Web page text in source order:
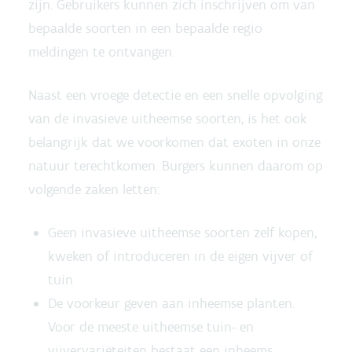
zijn. Gebruikers kunnen zich inschrijven om van
bepaalde soorten in een bepaalde regio
meldingen te ontvangen.
Naast een vroege detectie en een snelle opvolging
van de invasieve uitheemse soorten, is het ook
belangrijk dat we voorkomen dat exoten in onze
natuur terechtkomen. Burgers kunnen daarom op
volgende zaken letten:
Geen invasieve uitheemse soorten zelf kopen,
kweken of introduceren in de eigen vijver of
tuin
De voorkeur geven aan inheemse planten.
Voor de meeste uitheemse tuin- en